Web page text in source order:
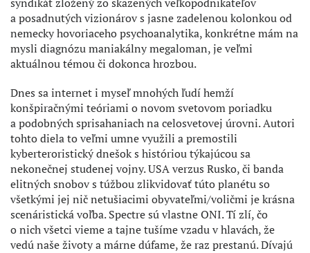
a posadnutých vizionárov s jasne zadelenou kolonkou od
nemecky hovoriaceho psychoanalytika, konkrétne mám na
mysli diagnózu maniakálny megaloman, je veľmi
aktuálnou témou či dokonca hrozbou.
Dnes sa internet i myseľ mnohých ľudí hemží
konšpiračnými teóriami o novom svetovom poriadku
a podobných sprisahaniach na celosvetovej úrovni. Autori
tohto diela to veľmi umne využili a premostili
kyberteroristický dnešok s históriou týkajúcou sa
nekonečnej studenej vojny. USA verzus Rusko, či banda
elitných snobov s túžbou zlikvidovať túto planétu so
všetkými jej nič netušiacimi obyvateľmi/voličmi je krásna
scenáristická voľba. Spectre sú vlastne ONI. Tí zlí, čo
o nich všetci vieme a tajne tušíme vzadu v hlavách, že
vedú naše životy a márne dúfame, že raz prestanú. Dívajú